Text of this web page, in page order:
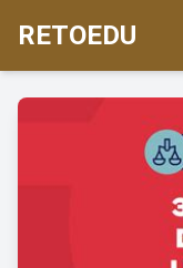
RETOEDU